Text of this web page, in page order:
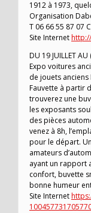
1912 à 1973,
Organisation
T 06 66 55 87 07
Site Internet
DU 19 JUILLET AU
Expo voitures
de jouets
Fauvette à partir
trouverez une
les exposants
des pièces
venez à 8h,
pour le départ.
amateurs
ayant un rapport
confort, buvette
bonne humeur
Site Internet